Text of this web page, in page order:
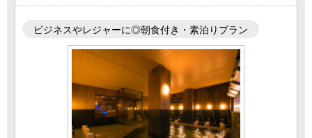
ビジネスやレジャーに◎朝食付き・素泊りプラン